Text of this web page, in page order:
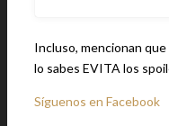
Incluso, mencionan
lo sabes EVITA los
Síguenos en Facebook